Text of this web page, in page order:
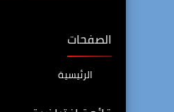
الصفحات
الرئيسية